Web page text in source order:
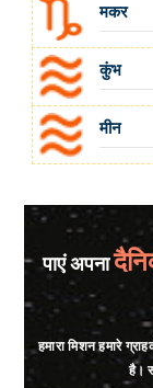
मकर
कुंभ
मीन
पाएं अपना
हमारा मिशन हमारे
है।